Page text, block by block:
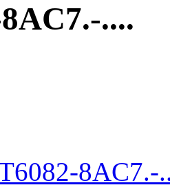
....
8AC7.-